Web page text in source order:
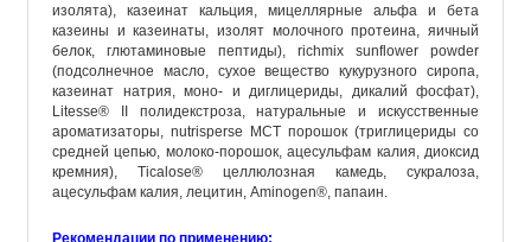
изолята), казеинат кальция, мицеллярные альфа и бета
казеины иказеинаты ,изолят молочного протеина, яичный
белок, глютаминовые пептиды), richmix sunflower
powder
(подсолнечное масло, сухое вещество кукурузного сиропа,
казеинат натрия, моно- и диглицериды дикалий фосфат),
Litesse® II полидекстроза ,натуральные
и искусственные
ароматизаторы
nutrisperse MCT порошок (триглицериды со
средней цепью, молоко-порошок,ацесульфам калия, диоксид
кремния), Ticalose® целлюлозная камедь, сукралоза
ацесульфам калия, лецитин, Aminogen®, папаин.
Рекомендации по применению: